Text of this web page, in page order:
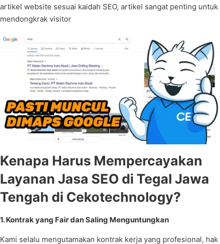
artikel website sesuai kaidah SEO, artikel sangat penting untuk
mendongkrak visitor
Kenapa Harus Mempercayakan
Layanan Jasa SEO di Tegal Jawa
Tengah di Cekotechnology?
1. Kontrak yang Fair dan Saling Menguntungkan
Kami selalu mengutamakan kontrak kerja yang profesional, hak